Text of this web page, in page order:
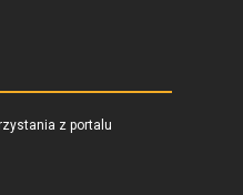
z portalu